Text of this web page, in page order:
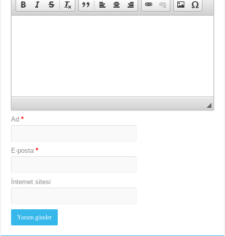
Ad*
E-posta*
İnternet sitesi